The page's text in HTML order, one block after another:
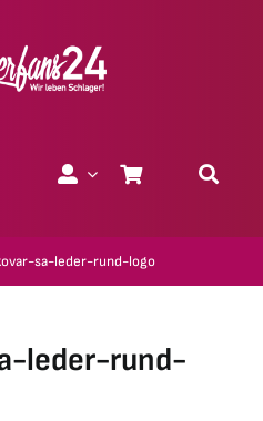
sa-leder-rund-logo
leder-rund-